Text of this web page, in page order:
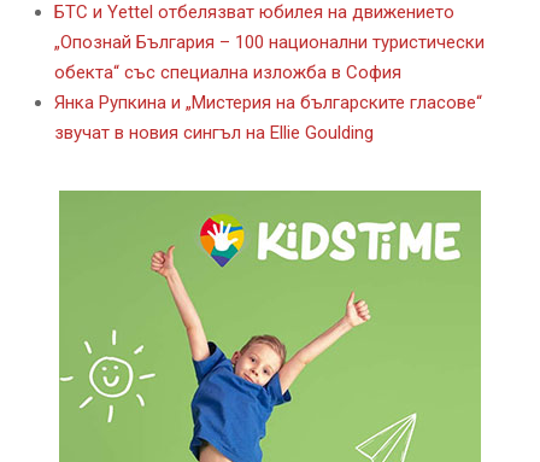
БТС и Yettel отбелязват юбилея на движението
„Опознай България – 100 национални туристически
обекта“ със специална изложба в София
Янка Рупкина и „Мистерия на българските гласове“
звучат в новия сингъл на Ellie Goulding